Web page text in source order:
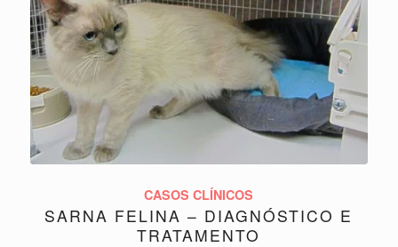
CASOS CLÍNICOS
SARNA FELINA – DIAGNÓSTICO E
TRATAMENTO